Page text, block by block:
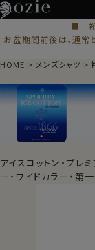
■ 裄
お盆期間前後は、通
HOME メンズシャツ
アイスコットン・プレ
ー・ワイドカラー・第